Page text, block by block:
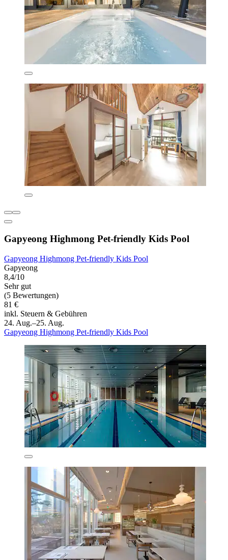
Gapyeong Highmong Pet-friendly Kids Pool
Gapyeong Highmong Pet-friendly Kids Pool
Gapyeong
8,4/10
Sehr gut
(5 Bewertungen)
81 €
inkl. Steuern & Gebühren
24. Aug.–25. Aug.
Gapyeong Highmong Pet-friendly Kids Pool